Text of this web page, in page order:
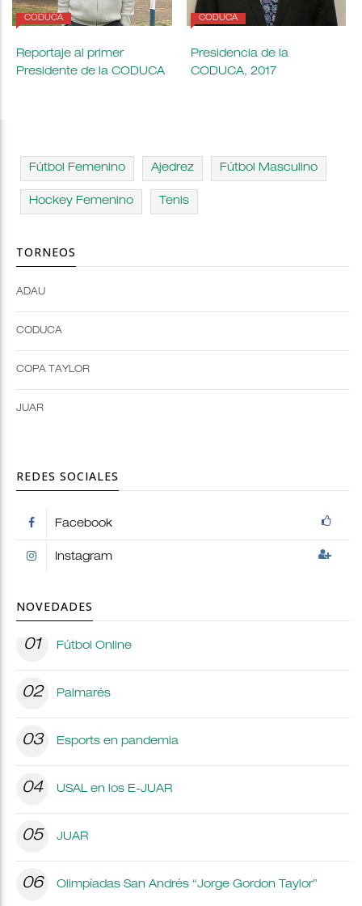
CODUCA
Reportaje al primer
Presidente de la CODUCA
CODUCA
Presidencia de la
CODUCA, 2017
Fútbol Femenino Ajedrez Fútbol Masculino
Hockey Femenino Tenis
TORNEOS
Open
Deportes
configuration
options
Open
configuration
options
ADAU
CODUCA
COPA TAYLOR
JUAR
REDES SOCIALES
Facebook
Instagram
NOVEDADES
01 Fútbol Online
02 Palmarés
03 Esports en pandemia
04 USAL en los E-JUAR
05 JUAR
06 Olimpíadas San Andrés “Jorge Gordon Taylor”